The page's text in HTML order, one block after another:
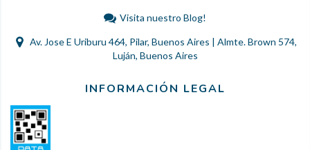
Visita nuestro Blog!
Av. Jose E Uriburu 464, Pilar, Buenos Aires | Almte. Brown 574,
Luján, Buenos Aires
INFORMACIÓN LEGAL